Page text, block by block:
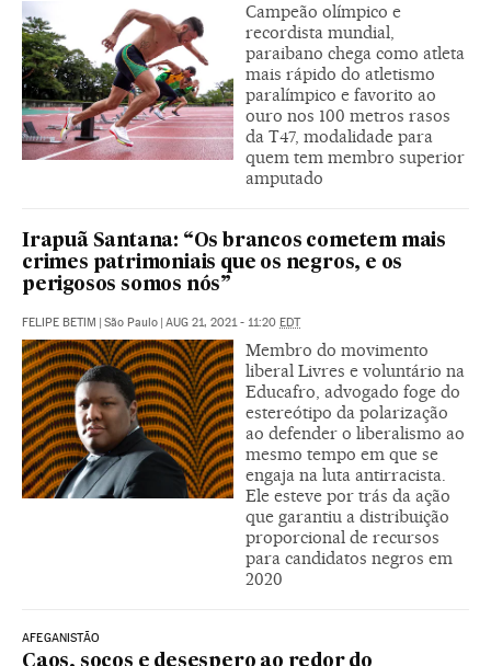
Campeão olímpico e
recordista mundial,
paraibano chega como atleta
mais rápido do atletismo
paralímpico e favorito ao
ouro nos 100 metros rasos
da T47, modalidade para
quem tem membro superior
amputado
Irapuã Santana: “Os brancos cometem mais
crimes patrimoniais que os negros, e os
perigosos somos nós”
FELIPE BETIM | São Paulo | AUG 21, 2021 - 11:20 EDT
Membro do movimento
liberal Livres e voluntário na
Educafro, advogado foge do
estereótipo da polarização
ao defender o liberalismo ao
mesmo tempo em que se
engaja na luta antirracista.
Ele esteve por trás da ação
que garantiu a distribuição
proporcional de recursos
para candidatos negros em
2020
AFEGANISTÃO
Caos, socos e desespero ao redor do